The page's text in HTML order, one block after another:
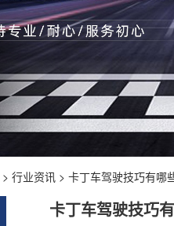
> 行业资讯 > 卡丁车驾驶技巧有哪
卡丁车驾驶技巧